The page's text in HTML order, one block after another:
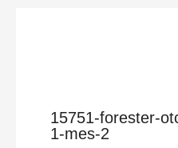
15751-forester-
1-mes-2